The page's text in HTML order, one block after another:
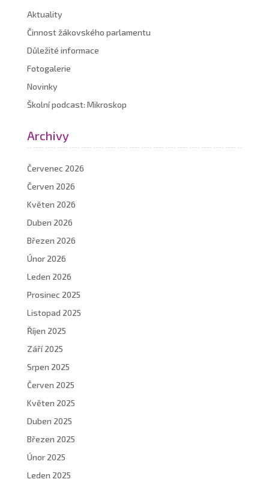
Aktuality
Činnost žákovského parlamentu
Důležité informace
Fotogalerie
Novinky
Školní podcast: Mikroskop
Archivy
Červenec 2026
Červen 2026
Květen 2026
Duben 2026
Březen 2026
Únor 2026
Leden 2026
Prosinec 2025
Listopad 2025
Říjen 2025
Září 2025
Srpen 2025
Červen 2025
Květen 2025
Duben 2025
Březen 2025
Únor 2025
Leden 2025